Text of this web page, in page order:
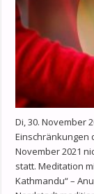
Di, 30. November
Einschränkungen
November 2021
statt. Meditation
Kathmandu“ –